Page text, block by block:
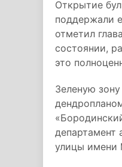
Открытие
поддержали
отметил
состоянии,
это
Зеленую
департамент
улицы имени